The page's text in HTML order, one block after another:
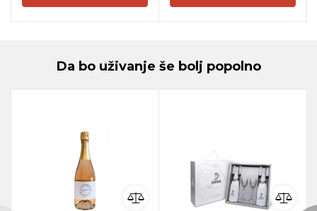
Da bo uživanje še bolj popolno